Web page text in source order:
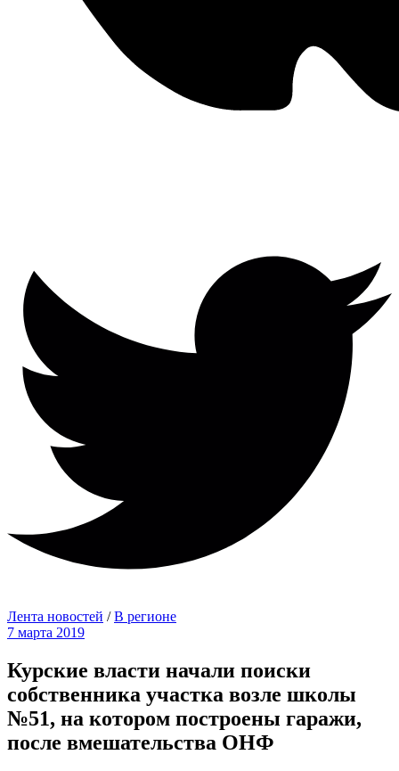
Лента новостей /В регионе
7 марта 2019
Курские власти начали поиски
собственника участка возле школы
№51, на котором построены гаражи,
после вмешательства ОНФ